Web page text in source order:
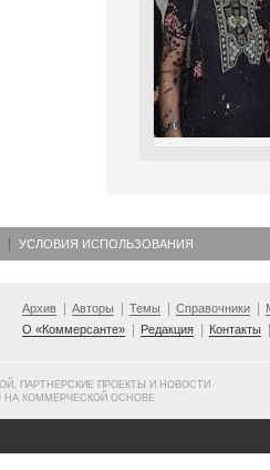
УСЛОВИЯ ИСПОЛЬЗОВАНИЯ
Архив Авторы Темы Справочники
О «Коммерсанте»
Редакция Контакты
ПАРТНЕРСКИЕ ПРОЕКТЫ И НОВОСТИ
НА КОММЕРЧЕСКОЙ ОСНОВЕ